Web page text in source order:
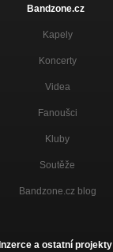
Bandzone.cz
Kapely
Koncerty
Videa
Fanoušci
Kluby
Soutěže
Bandzone.cz blog
Inzerce a ostatní projekty